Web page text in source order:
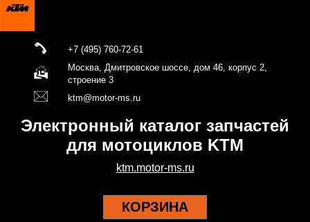
+7 (495) 760-72-61
Москва, Дмитровское шоссе, дом 46, корпус 2,
строение 3
ktm@motor-ms.ru
Электронный каталог запчастей
для мотоциклов KTM
ktm.motor-ms.ru
КОРЗИНА